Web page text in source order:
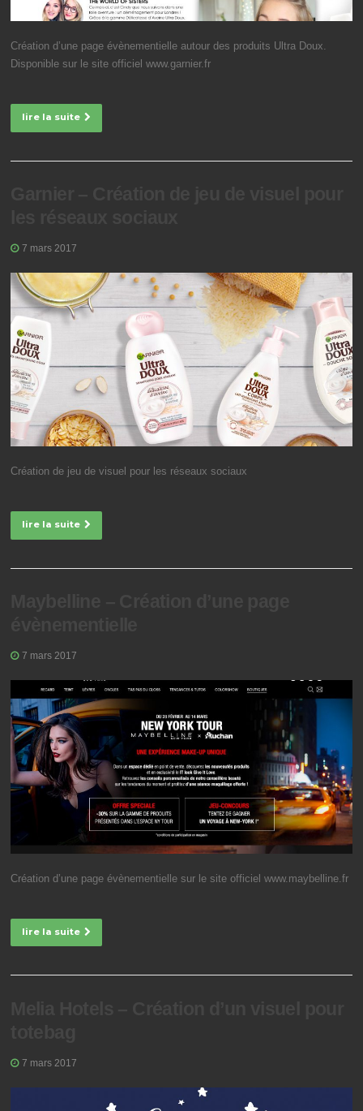
Création d’une page évènementielle autour des produits Ultra Doux.
Disponible sur le site officiel www.garnier.fr
lire la suite
7 mars 2017
Création de jeu de visuel pour les réseaux sociaux
lire la suite
7 mars 2017
Création d’une page évènementielle sur le site officiel www.maybelline.fr
lire la suite
7 mars 2017